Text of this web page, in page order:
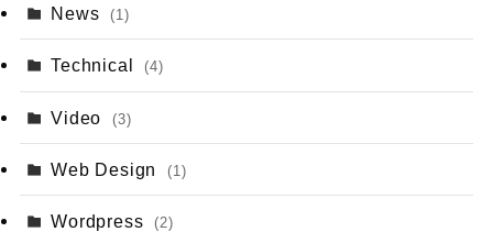
News (1)
Technical (4)
Video (3)
Web Design (1)
Wordpress (2)